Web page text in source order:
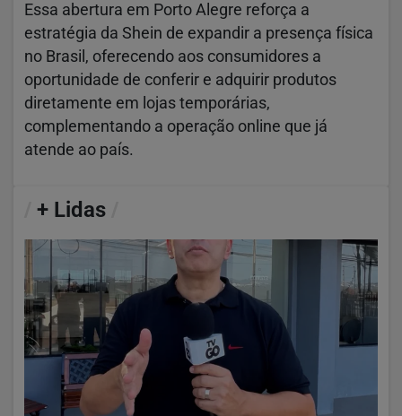
Essa abertura em Porto Alegre reforça a
estratégia da Shein de expandir a presença física
no Brasil, oferecendo aos consumidores a
oportunidade de conferir e adquirir produtos
diretamente em lojas temporárias,
complementando a operação online que já
atende ao país.
+ Lidas